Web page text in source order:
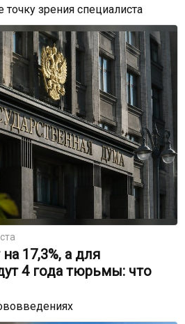
зрения специалиста
17,3%, а для
4 года тюрьмы: что